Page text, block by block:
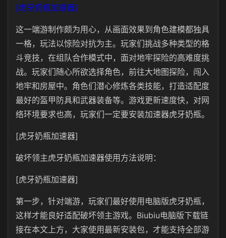
[虎牙奶瓶加速器]
这一端游制作颇为用心，从画面效果到角色建模都独具
一格，玩法以惊险对抗为主。玩家们挑战多种类型的格
斗竞技，在组队合作模式中，面对地牢探险的高难度挑
战。玩家们随心所欲选择角色，前往大地图探险，闯入
地牢和房屋中。角色们潜心修炼各类技能，打造适配度
最好的盔甲防具和武器装备等。游戏更新速度快，对网
络环境要求也高，玩家们一定要安装加速器虎牙奶瓶。
[虎牙奶瓶加速器]
破坏领主虎牙奶瓶加速器使用方法说明：
[虎牙奶瓶加速器]
第一步，针对端游，玩家们最好使用电脑版虎牙奶瓶，
这样才能良好适配破坏领主游戏。Biubiu电脑版下载链
接在本文上方，大家使用最新安装包，才能支持全部游